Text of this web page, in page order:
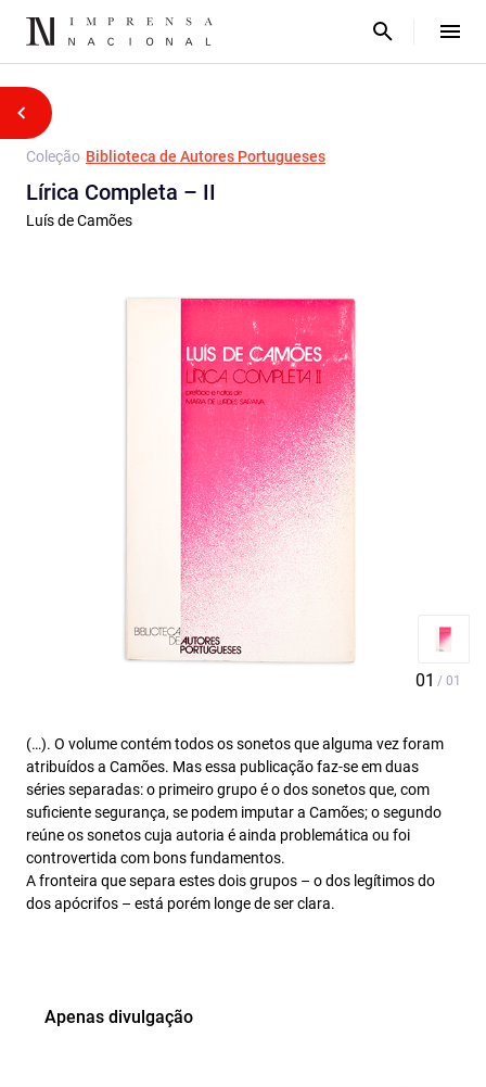
Coleção Biblioteca de Autores Portugueses
Lírica Completa – II
Luís de Camões
(…). O volume contém todos os sonetos que alguma vez foram
atribuídos a Camões. Mas essa publicação faz-se em duas
séries separadas: o primeiro grupo é o dos sonetos que, com
suficiente segurança, se podem imputar a Camões; o segundo
reúne os sonetos cuja autoria é ainda problemática ou foi
controvertida com bons fundamentos.
A fronteira que separa estes dois grupos – o dos legítimos do
dos apócrifos – está porém longe de ser clara.
Apenas divulgação